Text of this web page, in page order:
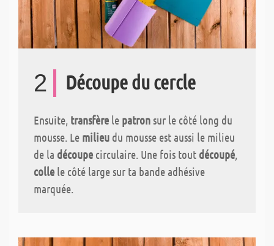
2 Découpe du cercle
Ensuite, transfère le patron sur le côté long du
mousse. Le milieu du mousse est aussi le milieu
de la découpe circulaire. Une fois tout découpé,
colle le côté large sur ta bande adhésive
marquée.